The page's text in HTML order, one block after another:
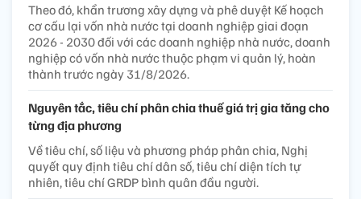
Theo đó, khẩn trương xây dựng và phê duyệt Kế hoạch
cơ cấu lại vốn nhà nước tại doanh nghiệp giai đoạn
2026 - 2030 đối với các doanh nghiệp nhà nước, doanh
nghiệp có vốn nhà nước thuộc phạm vi quản lý, hoàn
thành trước ngày 31/8/2026.
Nguyên tắc, tiêu chí phân chia thuế giá trị gia tăng cho
từng địa phương
Về tiêu chí, số liệu và phương pháp phân chia, Nghị
quyết quy định tiêu chí dân số, tiêu chí diện tích tự
nhiên, tiêu chí GRDP bình quân đầu người.